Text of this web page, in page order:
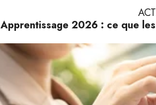
Apprentissage 2026 : ce que